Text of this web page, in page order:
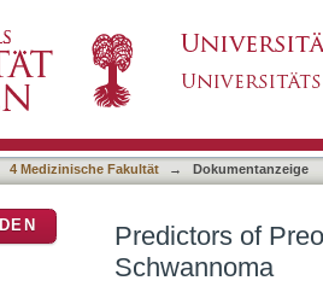
4 Medizinische Fakultät → Dokumentanzeige
Predictors of
Schwannoma